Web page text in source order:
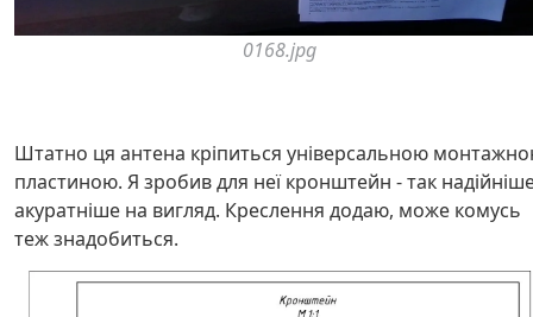
0168.jpg
Штатно ця антена кріпиться універсальною
пластиною. Я зробив для неї кронштейн - так
акуратніше на вигляд. Креслення додаю, може комусь
теж знадобиться.